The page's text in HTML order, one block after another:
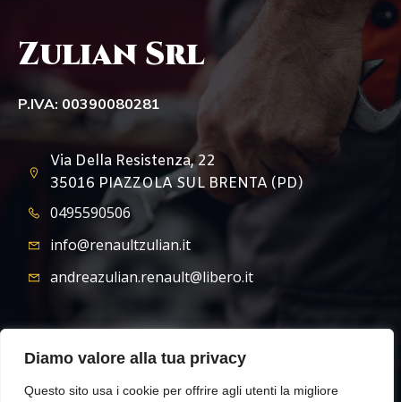
Diamo valore alla tua privacy
Questo sito usa i cookie per offrire agli utenti la migliore
Zulian Srl
P.IVA: 00390080281
Via Della Resistenza, 22
35016 PIAZZOLA SUL BRENTA (PD)
0495590506
info@renaultzulian.it
andreazulian.renault@libero.it